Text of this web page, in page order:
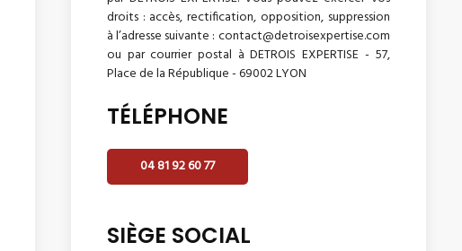
droits : accès, rectification, opposition, suppression
à l’adresse suivante : contact@detroisexpertise.com
ou par courrier postal à DETROIS EXPERTISE - 57,
Place de la République - 69002 LYON
TÉLÉPHONE
04 81 92 60 77
SIÈGE SOCIAL